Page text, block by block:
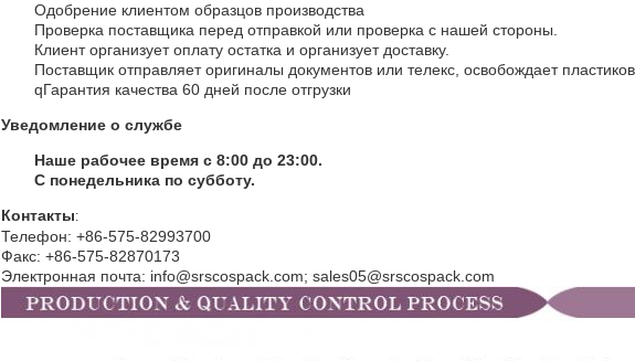
Одобрение клиентом образцов производства
Проверка поставщика перед отправкой или проверка с нашей стороны.
Клиент организует оплату остатка и организует доставку.
Поставщик отправляет оригиналы документов или телекс, освобождает
qГарантия качества 60 дней после отгрузки
Уведомление о службе
Наше рабочее время с 8:00 до 23:00.
С понедельника по субботу.
Контакты:
Телефон: +86-575-82993700
Факс: +86-575-82870173
Электронная почта: info@srscospack.com; sales05@srscospack.com